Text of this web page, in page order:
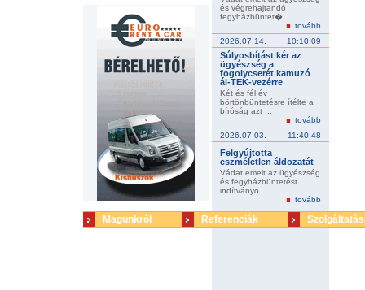
és végrehajtandó
fegyházbüntet�...
tovább
2026.07.14.
10:10:09
Súlyosbítást kér az
ügyészség a
fogolycserét kamuzó
ál-TEK-vezérre
Két és fél év
börtönbüntetésre ítélte a
bíróság azt ...
tovább
2026.07.03.
11:40:48
Felgyújtotta
eszméletlen áldozatát
Vádat emelt az ügyészség
és fegyházbüntetést
indítványo...
tovább
Magunkról Referenciák